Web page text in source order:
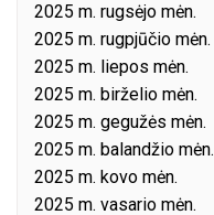
2025 m. rugsėjo mėn.
2025 m. rugpjūčio mėn.
2025 m. liepos mėn.
2025 m. birželio mėn.
2025 m. gegužės mėn.
2025 m. balandžio mėn.
2025 m. kovo mėn.
2025 m. vasario mėn.